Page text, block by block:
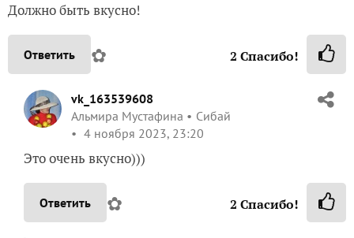
Должно быть вкусно!
Ответить ✿ 2 Спасибо!
vk_163539608
Альмира Мустафина
Сибай
4 ноября 2023, 23:20
Это очень вкусно)))
Ответить ✿ 2 Спасибо!